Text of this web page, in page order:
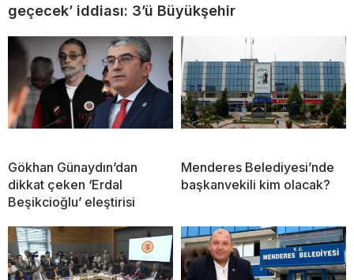
geçecek’ iddiası: 3’ü Büyükşehir
Gökhan Günaydın’dan
dikkat çeken ‘Erdal
Beşikcioğlu’ eleştirisi
Menderes Belediyesi’nde
başkanvekili kim olacak?